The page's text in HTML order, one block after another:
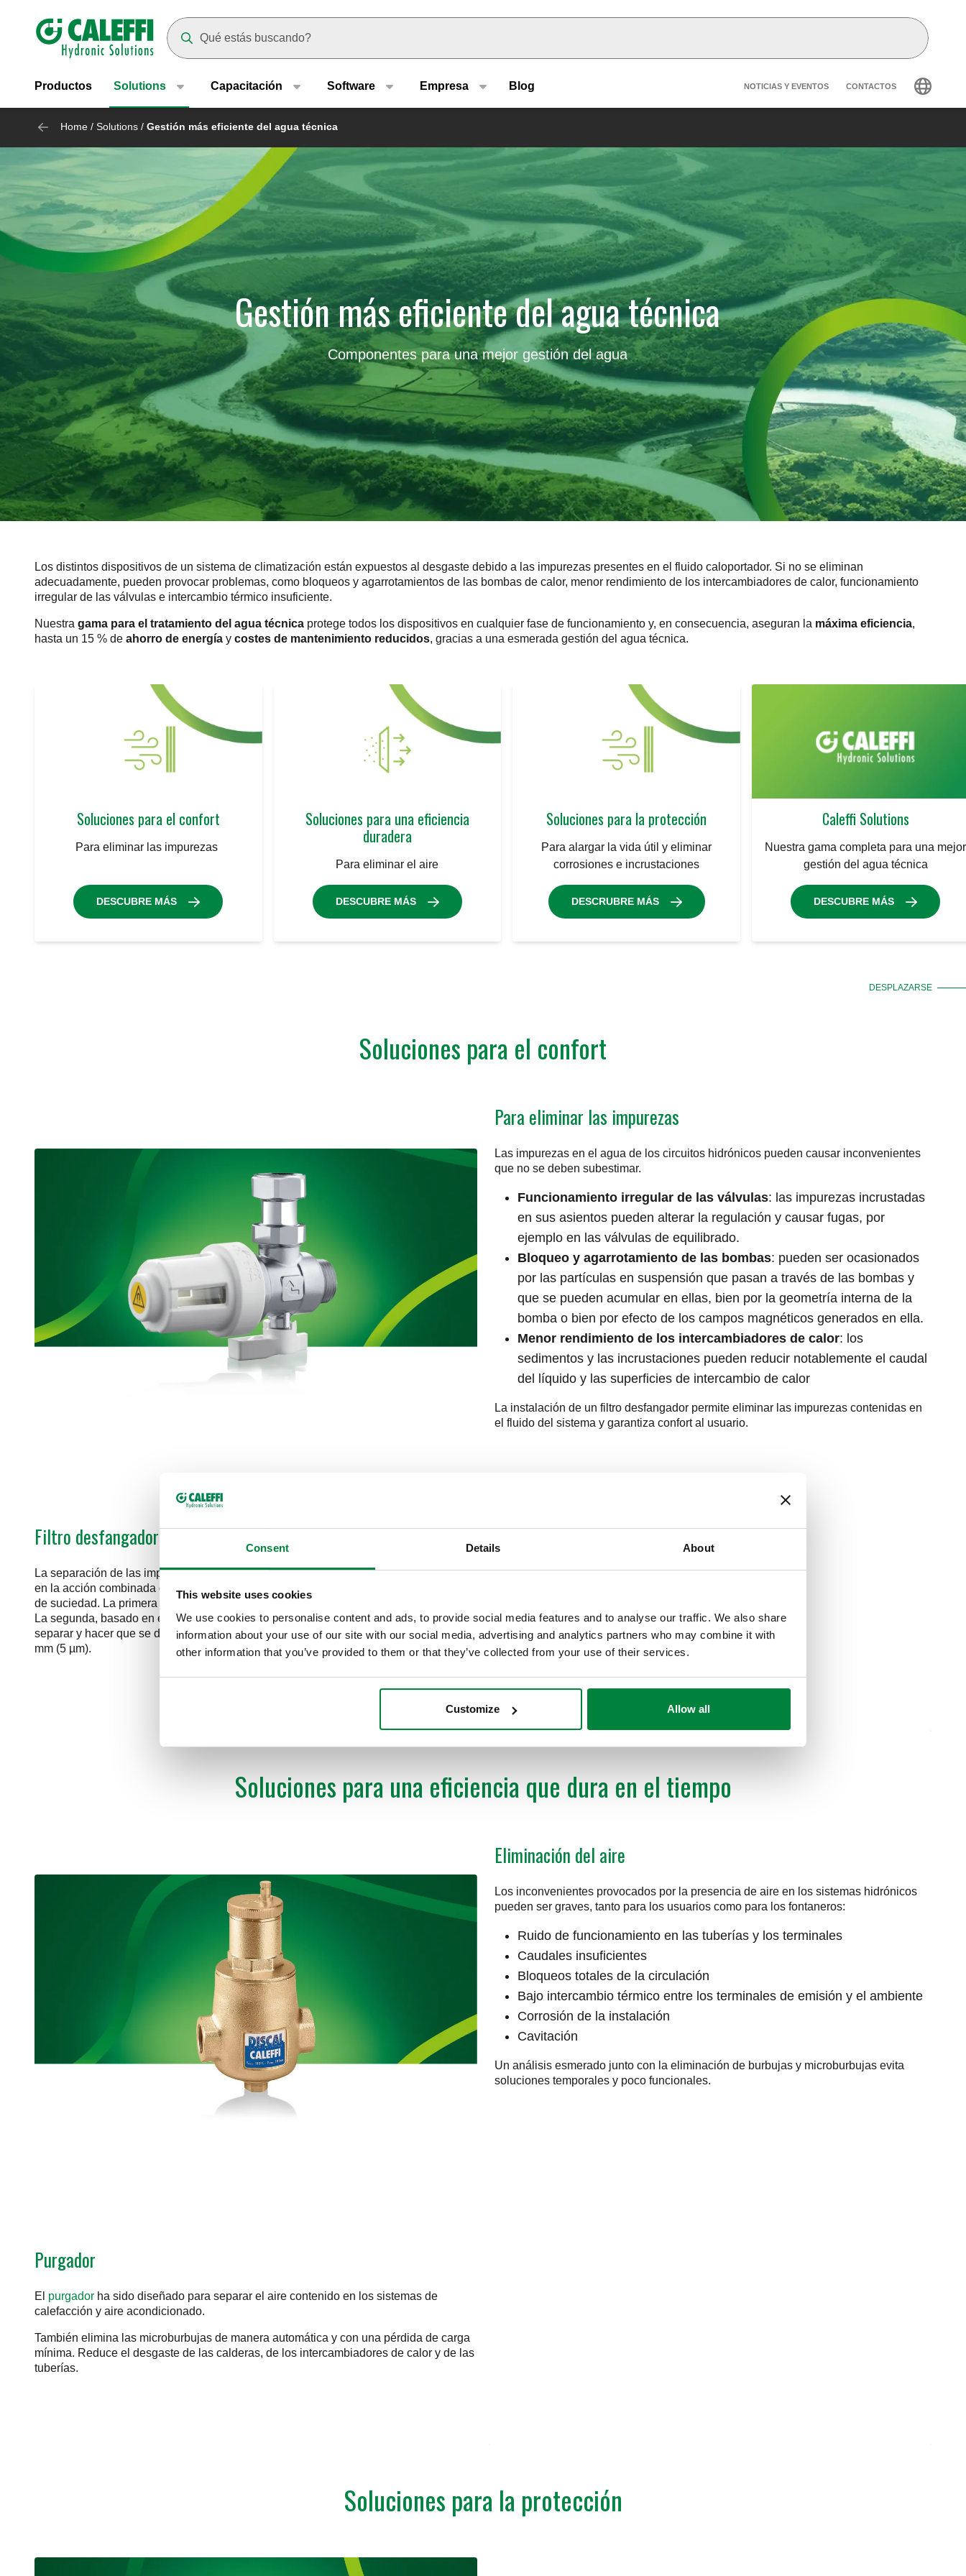
Consent Details About
This website uses cookies
We use cookies to personalise content and ads, to provide social media features and to analyse our traffic. We also share
information about your use of our site with our social media, advertising and analytics partners who may combine it with
other information that you’ve provided to them or that they’ve collected from your use of their services.
Customize Allow all
Header main navigation
Productos Solutions Capacitación Software Empresa Blog Header secondary
NOTICIAS Y EVENTOS CONTACTOS
Home / Solutions / Gestión más eficiente del agua técnica
Gestión más eficiente del agua técnica
Componentes para una mejor gestión del agua
Los distintos dispositivos de un sistema de climatización están expuestos al desgaste debido a las impurezas presentes en el fluido caloportador. Si no se eliminan
adecuadamente, pueden provocar problemas, como bloqueos y agarrotamientos de las bombas de calor, menor rendimiento de los intercambiadores de calor, funcionamiento
irregular de las válvulas e intercambio térmico insuficiente.
Nuestra gama para el tratamiento del agua técnica protege todos los dispositivos en cualquier fase de funcionamiento y, en consecuencia, aseguran la máxima eficiencia,
hasta un 15 % de ahorro de energía y costes de mantenimiento reducidos, gracias a una esmerada gestión del agua técnica.
Soluciones para el confort
Para eliminar las impurezas
DESCUBRE MÁS
Soluciones para una eficiencia
duradera
Para eliminar el aire
DESCUBRE MÁS
Soluciones para la protección
Para alargar la vida útil y eliminar
corrosiones e incrustaciones
DESCRUBRE MÁS
Caleffi Solutions
Nuestra gama completa para una mejor
gestión del agua técnica
DESCUBRE MÁS
DESPLAZARSE
Soluciones para el confort
Para eliminar las impurezas
Las impurezas en el agua de los circuitos hidrónicos pueden causar inconvenientes
que no se deben subestimar.
Funcionamiento irregular de las válvulas: las impurezas incrustadas
en sus asientos pueden alterar la regulación y causar fugas, por
ejemplo en las válvulas de equilibrado.
Bloqueo y agarrotamiento de las bombas: pueden ser ocasionados
por las partículas en suspensión que pasan a través de las bombas y
que se pueden acumular en ellas, bien por la geometría interna de la
bomba o bien por efecto de los campos magnéticos generados en ella.
Menor rendimiento de los intercambiadores de calor: los
sedimentos y las incrustaciones pueden reducir notablemente el caudal
del líquido y las superficies de intercambio de calor
La instalación de un filtro desfangador permite eliminar las impurezas contenidas en
el fluido del sistema y garantiza confort al usuario.
Filtro desfangador magnético
La separación de las impurezas realizada por elfiltro desfangador magnéticose basa
en la acción combinada de dos fenómenos: la filtración y el desfangado de partículas
de suciedad. La primera retiene las partículas cuyo tamaño es superior al de la malla.
La segunda, basado en el fenómeno de la precipitación por gravedad, consigue
separar y hacer que se depositen, tras pocas recirculaciones, partículas de hasta 0,005
mm (5 µm).
Soluciones para una eficiencia que dura en el tiempo
Eliminación del aire
Los inconvenientes provocados por la presencia de aire en los sistemas hidrónicos
pueden ser graves, tanto para los usuarios como para los fontaneros:
Ruido de funcionamiento en las tuberías y los terminales
Caudales insuficientes
Bloqueos totales de la circulación
Bajo intercambio térmico entre los terminales de emisión y el ambiente
Corrosión de la instalación
Cavitación
Un análisis esmerado junto con la eliminación de burbujas y microburbujas evita
soluciones temporales y poco funcionales.
Purgador
El purgador ha sido diseñado para separar el aire contenido en los sistemas de
calefacción y aire acondicionado.
También elimina las microburbujas de manera automática y con una pérdida de carga
mínima. Reduce el desgaste de las calderas, de los intercambiadores de calor y de las
tuberías.
Soluciones para la protección